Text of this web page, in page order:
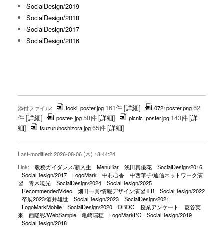
SocialDesign/2019
SocialDesign/2018
SocialDesign/2017
SocialDesign/2016
添付ファイル: tooki_poster.jpg 161件[詳細] 0721poster.png62
件[詳細] poster-.jpg58件[詳細] picnic_poster.jpg 143件[詳
細] tsuzuruhoshizora.jpg65件[詳細]
Last-modified: 2026-08-06 (木) 18:44:24
Link:
教務ガイダンス/新入生 MenuBar 浅田真優花
SocialDesign/2016
SocialDesign/2017
LogoMark 中村心香
中西華子/通信ネットワーク演
習
青木暁光 SocialDesign/2024
SocialDesign/2025
RecommendedVideo
畑田一眞/情報デザイン演習ⅡB
SocialDesign/2022
卒展2023/酒井雄世
SocialDesign/2023
SocialDesign/2021
LogoMarkMobile
SocialDesign/2020 OBOG 授業アンケート
菱谷実
来
西隆彰/WebSample 亀崎瑞穂 LogoMarkPC
SocialDesign/2019
SocialDesign/2018